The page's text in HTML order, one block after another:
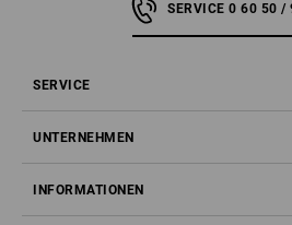
SERVICE 0 60 50 /
SERVICE
UNTERNEHMEN
INFORMATIONEN